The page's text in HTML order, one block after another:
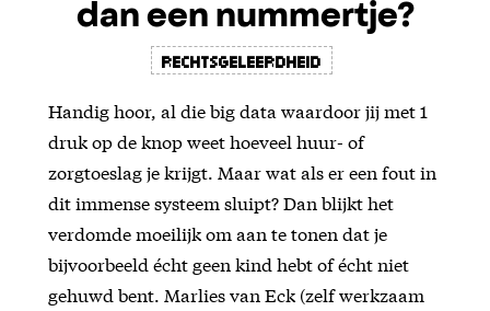
dan een nummertje?
Rechtsgeleerdheid
Handig hoor, al die big data waardoor jij met 1
druk op de knop weet hoeveel huur- of
zorgtoeslag je krijgt. Maar wat als er een fout in
dit immense systeem sluipt? Dan blijkt het
verdomde moeilijk om aan te tonen dat je
bijvoorbeeld écht geen kind hebt of écht niet
gehuwd bent. Marlies van Eck (zelf werkzaam